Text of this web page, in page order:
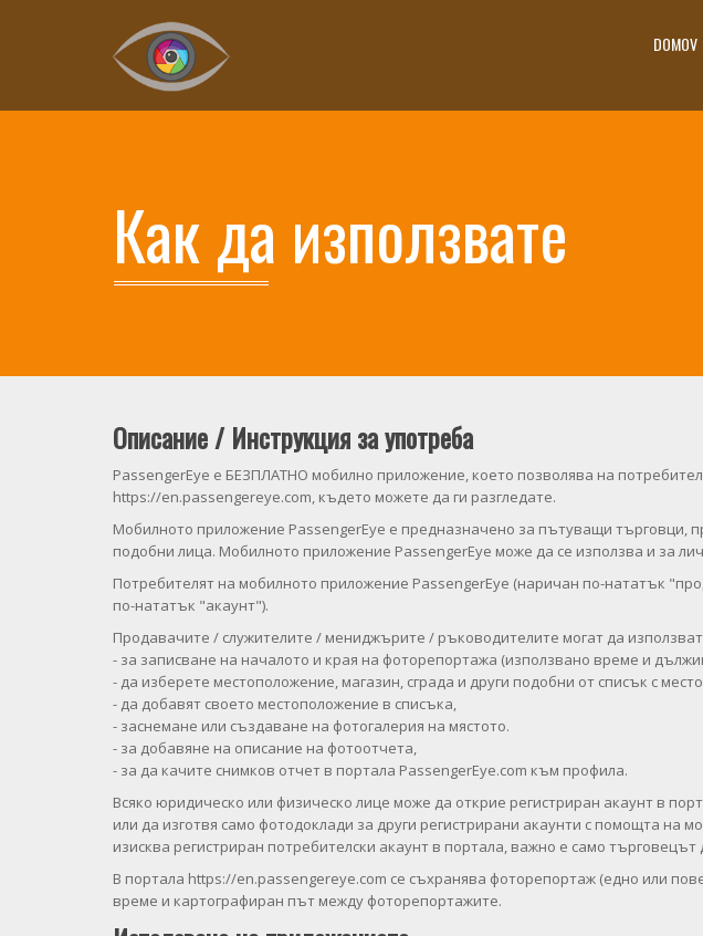
DOMOV
Как да използвате
Описание / Инструкция за употреба
PassengerEye е БЕЗПЛАТНО мобилно приложение, което позволява на
https://en.passengereye.com, където можете да ги разгледате.
Мобилното приложение PassengerEye е предназначено за пътуващи търговци,
подобни лица. Мобилното приложение PassengerEye може да се използва и за
Потребителят на мобилното приложение PassengerEye (наричан по-нататък
по-нататък "акаунт").
Продавачите / служителите / мениджърите / ръководителите могат да
- за записване на началото и края на фоторепортажа (използвано време и
- да изберете местоположение, магазин, сграда и други подобни от списък с
- да добавят своето местоположение в списъка,
- заснемане или създаване на фотогалерия на мястото.
- за добавяне на описание на фотоотчета,
- за да качите снимков отчет в портала PassengerEye.com към профила.
Всяко юридическо или физическо лице може да открие регистриран акаунт в
или да изготвя само фотодоклади за други регистрирани акаунти с помощта
изисква регистриран потребителски акаунт в портала, важно е само
В портала https://en.passengereye.com се съхранява фоторепортаж (едно или
време и картографиран път между фоторепортажите.